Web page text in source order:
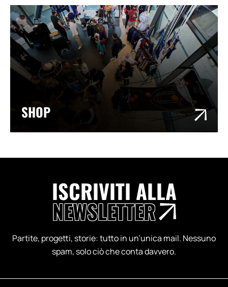
SHOP
ISCRIVITI ALLA
NEWSLETTER
Partite, progetti, storie: tutto in un’unica mail. Nessuno
spam, solo ciò che conta davvero.